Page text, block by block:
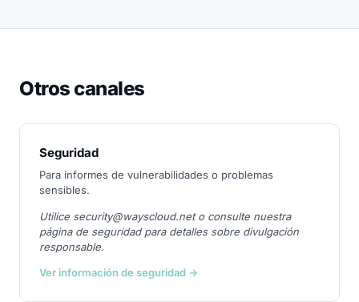
Otros canales
Seguridad
Para informes de vulnerabilidades o problemas
sensibles.
Utilice security@wayscloud.net o consulte nuestra
página de seguridad para detalles sobre divulgación
responsable.
Ver información de seguridad →